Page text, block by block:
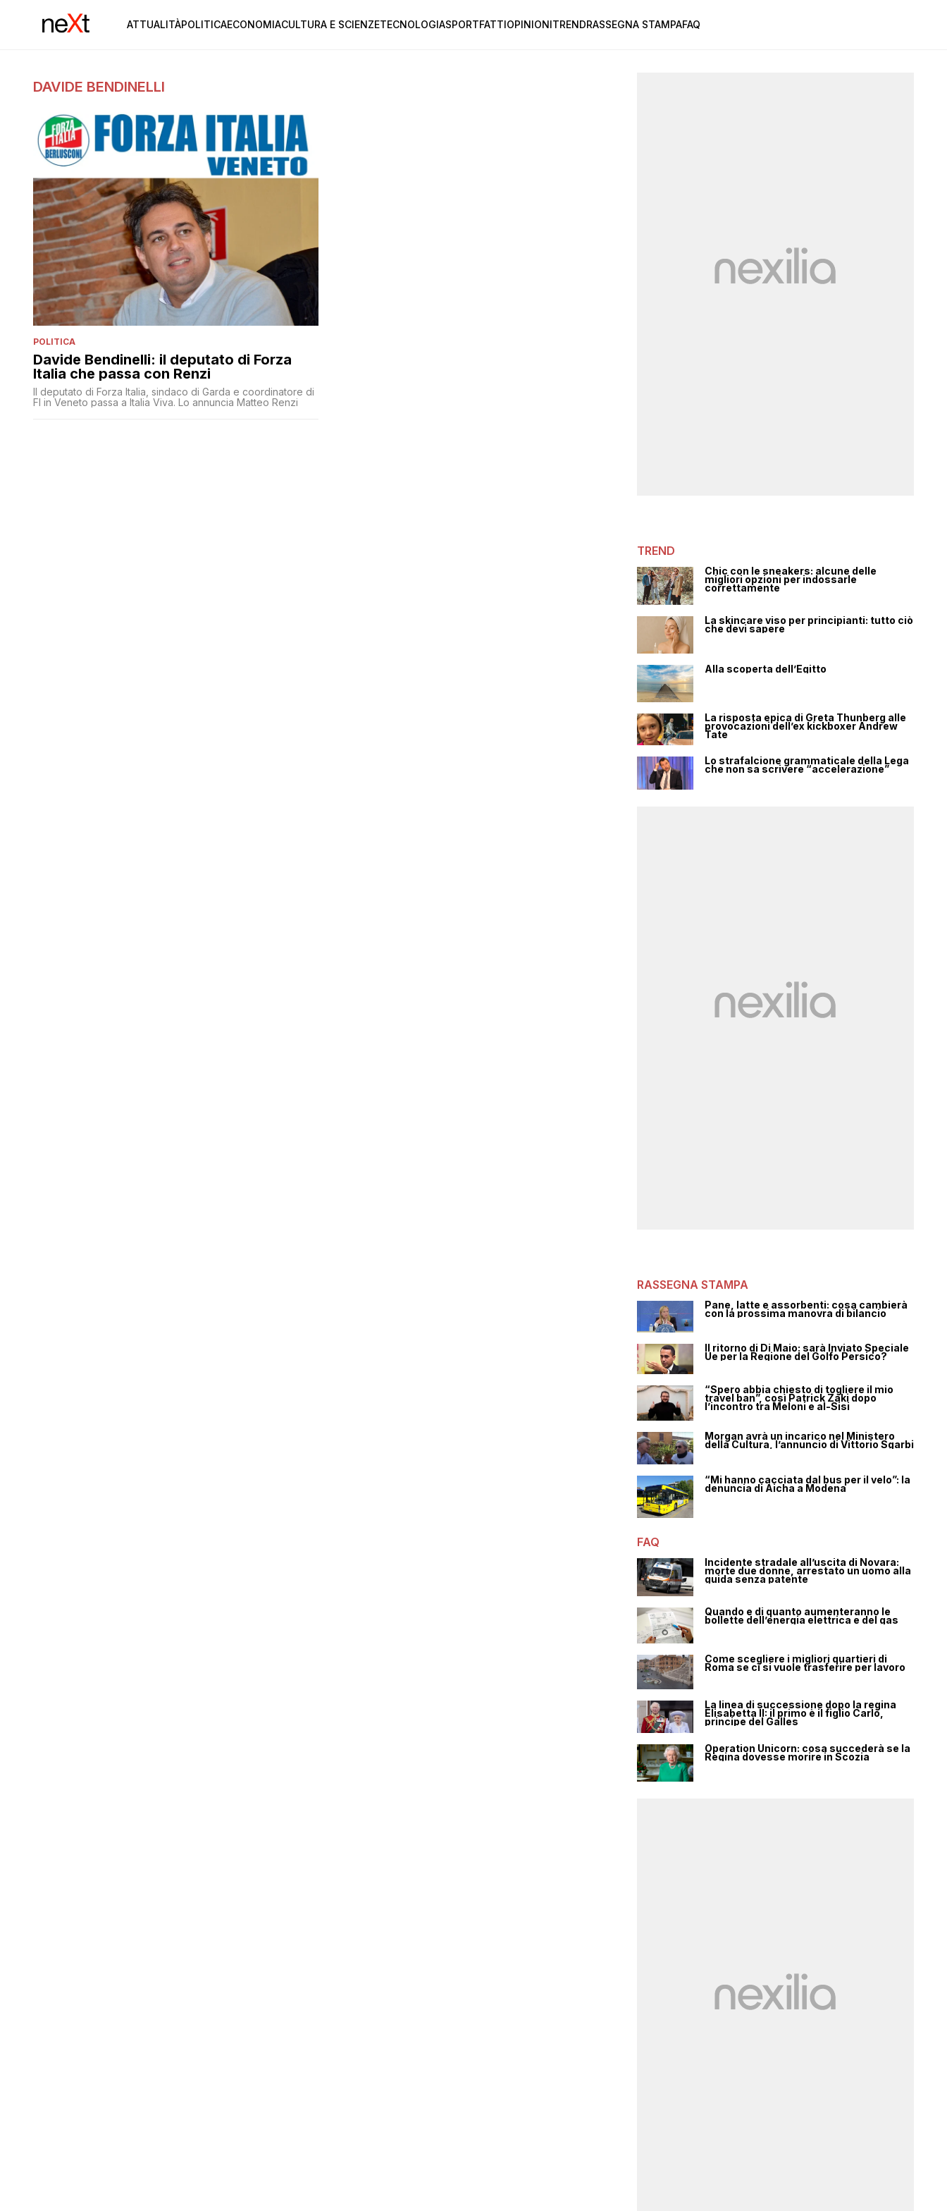
ATTUALITÀPOLITICAECONOMIACULTURA E SCIENZETECNOLOGIASPORTFATTIOPINIONITRENDRASSEGNA STAMPAFAQ
DAVIDE BENDINELLI
POLITICA
Davide Bendinelli: il deputato di Forza
Italia che passa con Renzi
Il deputato di Forza Italia, sindaco di Garda e coordinatore di
FI in Veneto passa a Italia Viva. Lo annuncia Matteo Renzi
TREND
Chic con le sneakers: alcune delle
migliori opzioni per indossarle
correttamente
La skincare viso per principianti: tutto ciò
che devi sapere
Alla scoperta dell’Egitto
La risposta epica di Greta Thunberg alle
provocazioni dell’ex kickboxer Andrew
Tate
Lo strafalcione grammaticale della Lega
che non sa scrivere “accelerazione”
RASSEGNA STAMPA
Pane, latte e assorbenti: cosa cambierà
con la prossima manovra di bilancio
Il ritorno di Di Maio: sarà Inviato Speciale
Ue per la Regione del Golfo Persico?
“Spero abbia chiesto di togliere il mio
travel ban”, così Patrick Zaki dopo
l’incontro tra Meloni e al-Sisi
Morgan avrà un incarico nel Ministero
della Cultura, l’annuncio di Vittorio Sgarbi
“Mi hanno cacciata dal bus per il velo”: la
denuncia di Aicha a Modena
FAQ
Incidente stradale all’uscita di Novara:
morte due donne, arrestato un uomo alla
guida senza patente
Quando e di quanto aumenteranno le
bollette dell’energia elettrica e del gas
Come scegliere i migliori quartieri di
Roma se ci si vuole trasferire per lavoro
La linea di successione dopo la regina
Elisabetta II: il primo è il figlio Carlo,
principe del Galles
Operation Unicorn: cosa succederà se la
Regina dovesse morire in Scozia